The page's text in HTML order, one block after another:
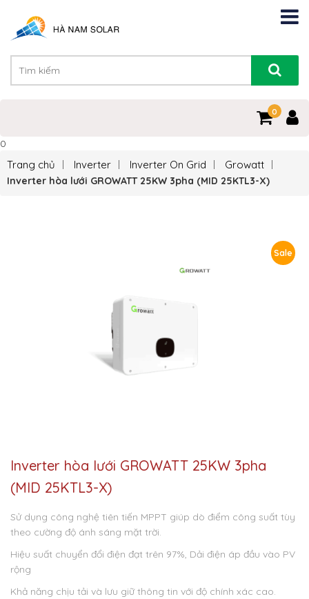
0
0
Trang chủ Inverter Inverter On Grid Growatt
Inverter hòa lưới GROWATT 25KW 3pha (MID 25KTL3-X)
Sale
Inverter hòa lưới GROWATT 25KW 3pha
(MID 25KTL3-X)
Sử dụng công nghệ tiên tiến MPPT giúp dò điểm công suất tùy
theo cường độ ánh sáng mặt trời.
Hiệu suất chuyển đổi điện đạt trên 97%, Dải điện áp đầu vào PV
rộng
Khả năng chịu tải và lưu giữ thông tin với độ chính xác cao.